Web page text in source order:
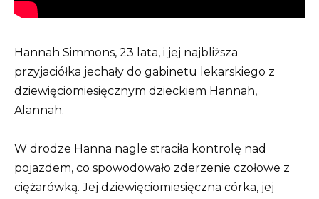
Hannah Simmons, 23 lata, i jej najbliższa
przyjaciółka jechały do ​​gabinetu lekarskiego z
dziewięciomiesięcznym dzieckiem Hannah,
Alannah.
W drodze Hanna nagle straciła kontrolę nad
pojazdem, co spowodowało zderzenie czołowe z
ciężarówką. Jej dziewięciomiesięczna córka, jej